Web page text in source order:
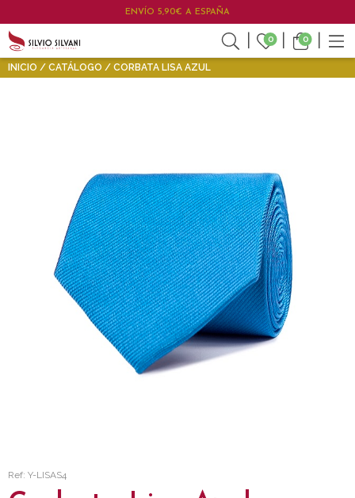
ENVÍO 5,90€ A ESPAÑA
0 0
INICIO CATÁLOGO CORBATA LISA AZUL
Ref: Y-LISAS4